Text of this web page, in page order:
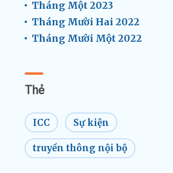
Tháng Một 2023
Tháng Mười Hai 2022
Tháng Mười Một 2022
Thẻ
ICC Sự kiện
truyền thông nội bộ